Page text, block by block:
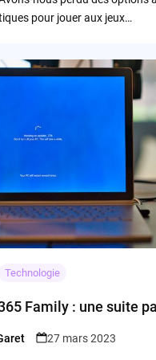
pour jouer aux jeux…
Technologie
Family : une suite
27 mars 2023